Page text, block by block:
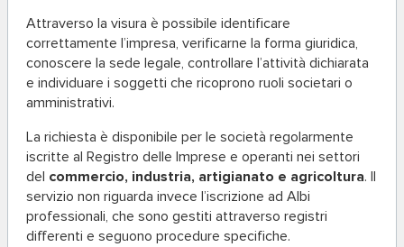
Attraverso la visura è possibile identificare
correttamente l’impresa, verificarne la forma giuridica,
conoscere la sede legale, controllare l’attività dichiarata
e individuare i soggetti che ricoprono ruoli societari o
amministrativi.
La richiesta è disponibile per le società regolarmente
iscritte al Registro delle Imprese e operanti nei settori
del commercio, industria, artigianato e agricoltura. Il
servizio non riguarda invece l’iscrizione ad Albi
professionali, che sono gestiti attraverso registri
differenti e seguono procedure specifiche.